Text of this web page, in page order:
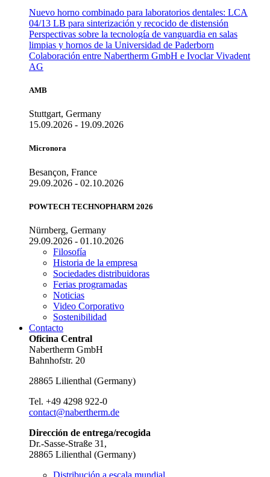
Nuevo horno combinado para laboratorios dentales: LCA
04/13 LB para sinterización y recocido de distensión
Perspectivas sobre la tecnología de vanguardia en salas
limpias y hornos de la Universidad de Paderborn
Colaboración entre Nabertherm GmbH e Ivoclar Vivadent
AG
AMB
Stuttgart, Germany
15.09.2026 - 19.09.2026
Micronora
Besançon, France
29.09.2026 - 02.10.2026
POWTECH TECHNOPHARM 2026
Nürnberg, Germany
29.09.2026 - 01.10.2026
Filosofía
Historia de la empresa
Sociedades distribuidoras
Ferias programadas
Noticias
Video Corporativo
Sostenibilidad
Contacto
Oficina Central
Nabertherm GmbH
Bahnhofstr. 20
28865 Lilienthal (Germany)
Tel. +49 4298 922-0
contact@nabertherm.de
Dirección de entrega/recogida
Dr.-Sasse-Straße 31,
28865 Lilienthal (Germany)
Distribución a escala mundial